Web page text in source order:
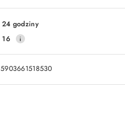
24 godziny
16
5903661518530